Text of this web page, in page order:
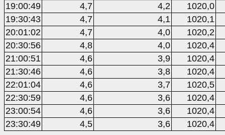
19:00:49
4,7 4,2
1020,0
19:30:43
4,7 4,1
1020,1
20:01:02
4,7 4,0
1020,2
20:30:56
4,8 4,0
1020,4
21:00:51
4,6 3,9
1020,4
21:30:46
4,6 3,8
1020,4
22:01:04
4,6 3,7
1020,5
22:30:59
4,6 3,6
1020,4
23:00:54
4,6 3,6
1020,4
23:30:49
4,5 3,6 1020,4